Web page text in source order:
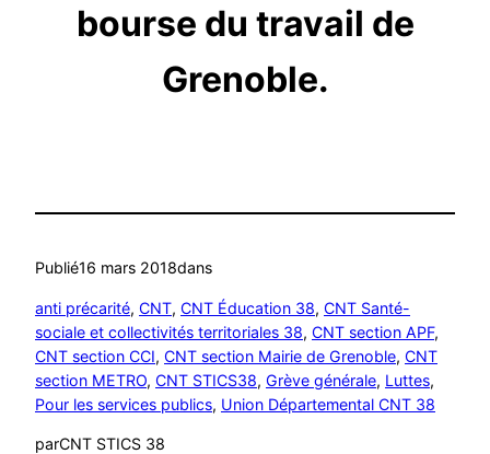
bourse du travail de
Grenoble.
Publié16 mars 2018dans
anti précarité, CNT, CNT Éducation 38, CNT Santé-
sociale et collectivités territoriales 38, CNT section APF
CNT section CCI, CNT section Mairie de Grenoble, CNT
section METRO, CNT STICS38, Grève générale, Luttes
Pour les services publics, Union Départemental CNT 38
parCNT STICS 38